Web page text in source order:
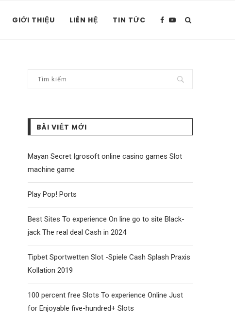
GIỚI THIỆU LIÊN HỆ TIN TỨC
BÀI VIẾT MỚI
Mayan Secret Igrosoft online casino games Slot
machine game
Play Pop! Ports
Best Sites To experience On line go to site Black-
jack The real deal Cash in 2024
Tipbet Sportwetten Slot -Spiele Cash Splash Praxis
Kollation 2019
100 percent free Slots To experience Online Just
for Enjoyable five-hundred+ Slots